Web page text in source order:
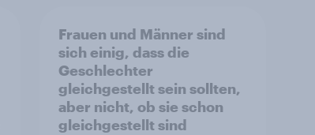
Frauen und Männer sind
sich einig, dass die
Geschlechter
gleichgestellt sein sollten,
aber nicht, ob sie schon
gleichgestellt sind